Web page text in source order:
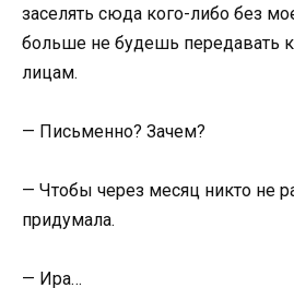
заселять сюда кого-либо без
больше не будешь передавать
лицам.
— Письменно? Зачем?
— Чтобы через месяц никто не
придумала.
— Ира…